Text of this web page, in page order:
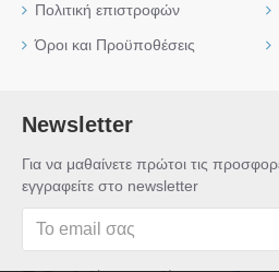
Πολιτική επιστροφών
Όροι και Προϋποθέσεις
Newsletter
Για να μαθαίνετε πρώτοι τις
εγγραφείτε στο newsletter